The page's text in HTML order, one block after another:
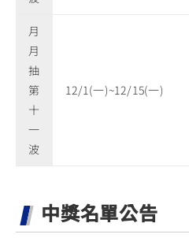
月
月
抽
第
十
一
波
12/1(一)~12/15(一)
中獎名單公告